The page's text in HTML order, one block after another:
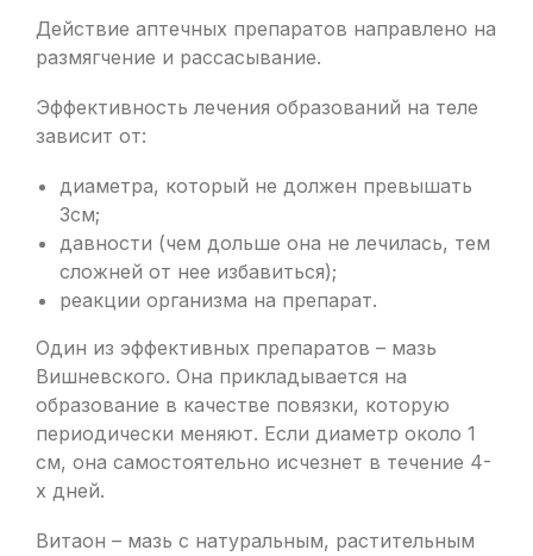
Действие аптечных препаратов направлено на
размягчение и рассасывание.
Эффективность лечения образований на теле
зависит от:
диаметра, который не должен превышать
3см;
давности (чем дольше она не лечилась, тем
сложней от нее избавиться);
реакции организма на препарат.
Один из эффективных препаратов – мазь
Вишневского. Она прикладывается на
образование в качестве повязки, которую
периодически меняют. Если диаметр около 1
см, она самостоятельно исчезнет в течение 4-
х дней.
Витаон – мазь с натуральным, растительным